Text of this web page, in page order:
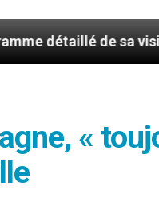
sa visite en
«